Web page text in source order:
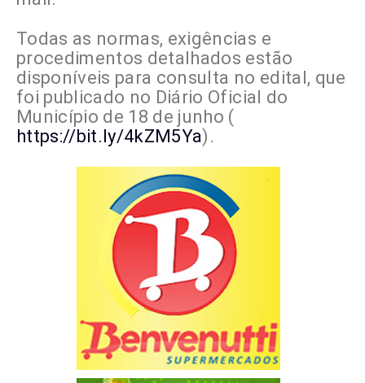
Todas as normas, exigências e
procedimentos detalhados estão
disponíveis para consulta no edital, que
foi publicado no Diário Oficial do
Município de 18 de junho (
https://bit.ly/4kZM5Ya).